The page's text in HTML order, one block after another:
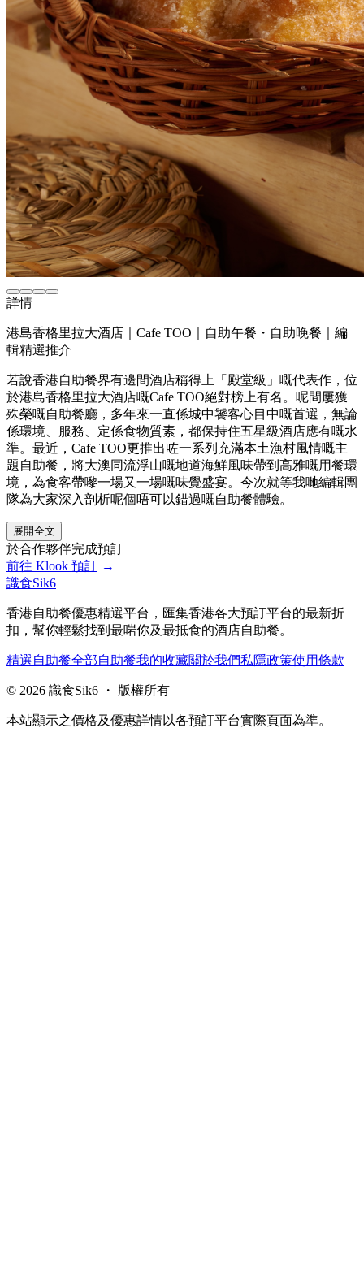
詳情
港島香格里拉大酒店｜Cafe TOO｜自助午餐・自助晚餐｜編
輯精選推介
若說香港自助餐界有邊間酒店稱得上「殿堂級」嘅代表作，位
於港島香格里拉大酒店嘅Cafe TOO絕對榜上有名。呢間屢獲
殊榮嘅自助餐廳，多年來一直係城中饕客心目中嘅首選，無論
係環境、服務、定係食物質素，都保持住五星級酒店應有嘅水
準。最近，Cafe TOO更推出咗一系列充滿本土漁村風情嘅主
題自助餐，將大澳同流浮山嘅地道海鮮風味帶到高雅嘅用餐環
境，為食客帶嚟一場又一場嘅味覺盛宴。今次就等我哋編輯團
隊為大家深入剖析呢個唔可以錯過嘅自助餐體驗。
展開全文
於合作夥伴完成預訂
前往 Klook 預訂 →
識食Sik6
香港自助餐優惠精選平台，匯集香港各大預訂平台的最新折
扣，幫你輕鬆找到最啱你及最抵食的酒店自助餐。
精選自助餐全部自助餐我的收藏關於我們私隱政策使用條款
© 2026 識食Sik6 ・ 版權所有
本站顯示之價格及優惠詳情以各預訂平台實際頁面為準。